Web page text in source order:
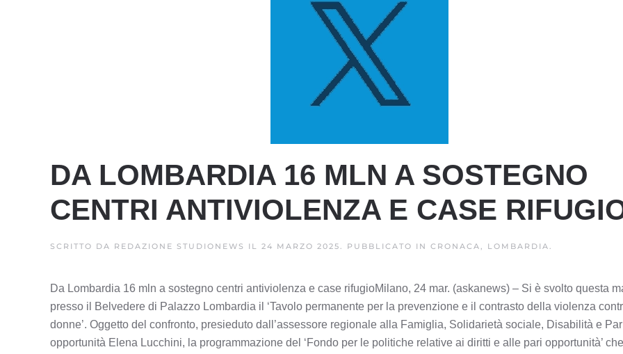
DA LOMBARDIA 16 MLN A SOSTEGNO
CENTRI ANTIVIOLENZA E CASE
SCRITTO DA REDAZIONE STUDIONEWS IL 24 MARZO 2025. PUBBLICATO IN CRONACA, LOMBARDIA.
Da Lombardia 16 mln a sostegno centri antiviolenza e case rifugioMilano, 24 mar. (askanews) – Si è svolto questa
presso il Belvedere di Palazzo Lombardia il ‘Tavolo permanente per la prevenzione e il contrasto della violenza
donne’. Oggetto del confronto, presieduto dall’assessore regionale alla Famiglia, Solidarietà sociale, Disabilità e
opportunità Elena Lucchini, la programmazione del ‘Fondo per le politiche relative ai diritti e alle pari opportunità’